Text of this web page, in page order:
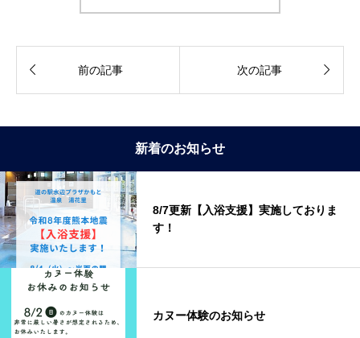
 前の記事 次の記事 
新着のお知らせ
8/7更新【入浴支援】実施しておりま
す！
カヌー体験のお知らせ